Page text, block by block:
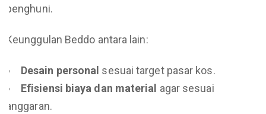
penghuni.
Keunggulan Beddo antara lain:
Desain personal sesuai target pasar kos.
Efisiensi biaya dan material agar sesuai
anggaran.